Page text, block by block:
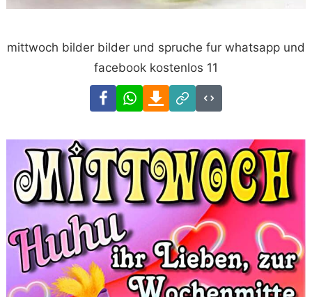
mittwoch bilder bilder und spruche fur whatsapp und
facebook kostenlos 11
FacebookWhatsAppDownload
Link
Code